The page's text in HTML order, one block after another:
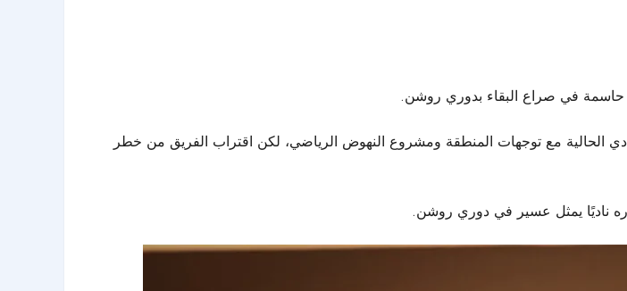
حاسمة في صراع البقاء بدوري روشن.
الحالية مع توجهات المنطقة ومشروع النهوض الرياضي، لكن اقتراب الفريق من خطر
ناديًا يمثل عسير في دوري روشن.